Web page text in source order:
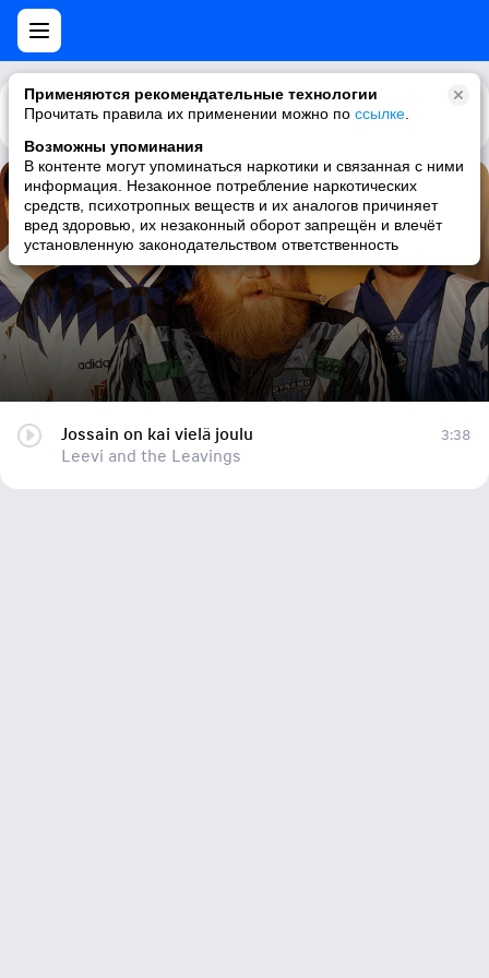
Применяются рекомендательные технологии
Прочитать правила их применении можно по ссылке
Возможны упоминания
В контенте могут упоминаться наркотики и связанная с ними
информация. Незаконное потребление наркотических
средств, психотропных веществ и их аналогов причиняет
вред здоровью, их незаконный оборот запрещён и влечёт
установленную законодательством ответственность
Каталог Рекомендации
Jossain on kai vielä joulu
Leevi and the Leavings
Jossain on kai vielä joulu
Leevi and the Leavings
3:38